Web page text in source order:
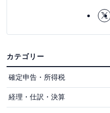
カテゴリー
確定申告・所得税
経理・仕訳・決算